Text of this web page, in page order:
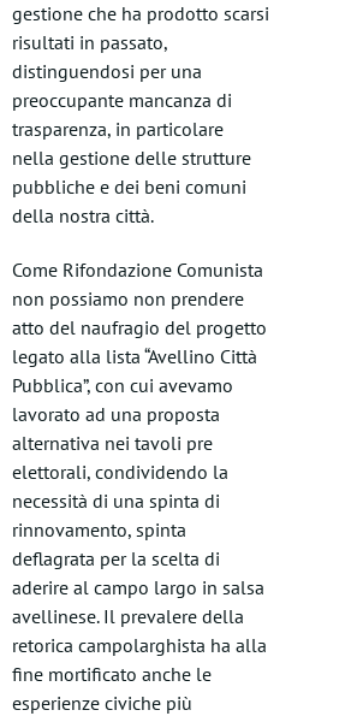
gestione che ha prodotto scarsi
risultati in passato,
distinguendosi per una
preoccupante mancanza di
trasparenza, in particolare
nella gestione delle strutture
pubbliche e dei beni comuni
della nostra città.
Come Rifondazione Comunista
non possiamo non prendere
atto del naufragio del progetto
legato alla lista “Avellino Città
Pubblica”, con cui avevamo
lavorato ad una proposta
alternativa nei tavoli pre
elettorali, condividendo la
necessità di una spinta di
rinnovamento, spinta
deflagrata per la scelta di
aderire al campo largo in salsa
avellinese. Il prevalere della
retorica campolarghista ha alla
fine mortificato anche le
esperienze civiche più